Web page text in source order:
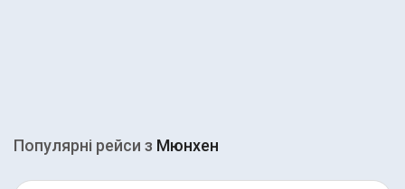
Популярні рейcи з Мюнхен